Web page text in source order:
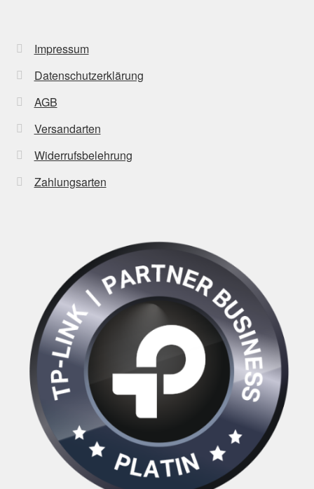
Impressum
Datenschutzerklärung
AGB
Versandarten
Widerrufsbelehrung
Zahlungsarten